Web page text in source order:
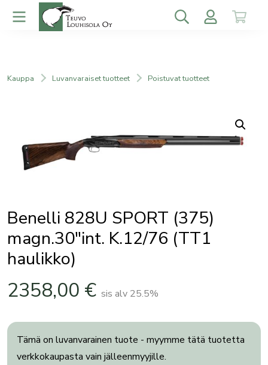
Kauppa Luvanvaraiset tuotteet Poistuvat tuotteet
Benelli 828U SPORT (375)
magn.30″int. K.12/76 (TT1
haulikko)
2358,00 € sis alv 25.5%
Tämä on luvanvarainen tuote - myymme tätä tuotetta
verkkokaupasta vain jälleenmyyjille.